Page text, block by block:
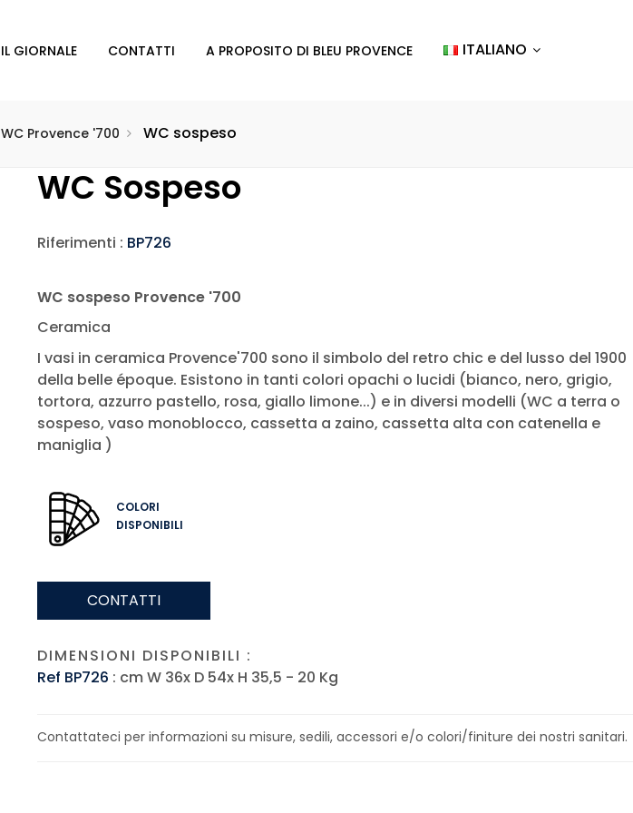
IL GIORNALE CONTATTI A PROPOSITO DI BLEU PROVENCE ITALIANO
WC Provence '700 WC sospeso
WC Sospeso
Riferimenti : BP726
WC sospeso Provence '700
Ceramica
I vasi in ceramica Provence'700 sono il simbolo del retro chic e del lusso del 1900
della belle époque. Esistono in tanti colori opachi o lucidi (bianco, nero, grigio,
tortora, azzurro pastello, rosa, giallo limone...) e in diversi modelli (WC a terra o
sospeso, vaso monoblocco, cassetta a zaino, cassetta alta con catenella e
maniglia )
COLORI
DISPONIBILI
CONTATTI
DIMENSIONI DISPONIBILI :
Ref BP726 : cm W 36x D 54x H 35,5 - 20 Kg
Contattateci per informazioni su misure, sedili, accessori e/o colori/finiture dei nostri sanitari.